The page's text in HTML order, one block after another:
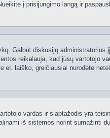
į prisijungimo langą ir
Galbūt diskusijų administratorius
reikalauja, kad jūsų vartotojo
laiško, greičiausiai nurodėte
vardas ir slaptažodis yra
iš sistemos norint sumažinti